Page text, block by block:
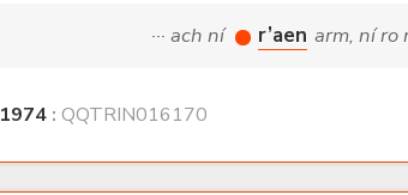
··· ach ní r’aen arm, ní ro
1974 : QQTRIN016170